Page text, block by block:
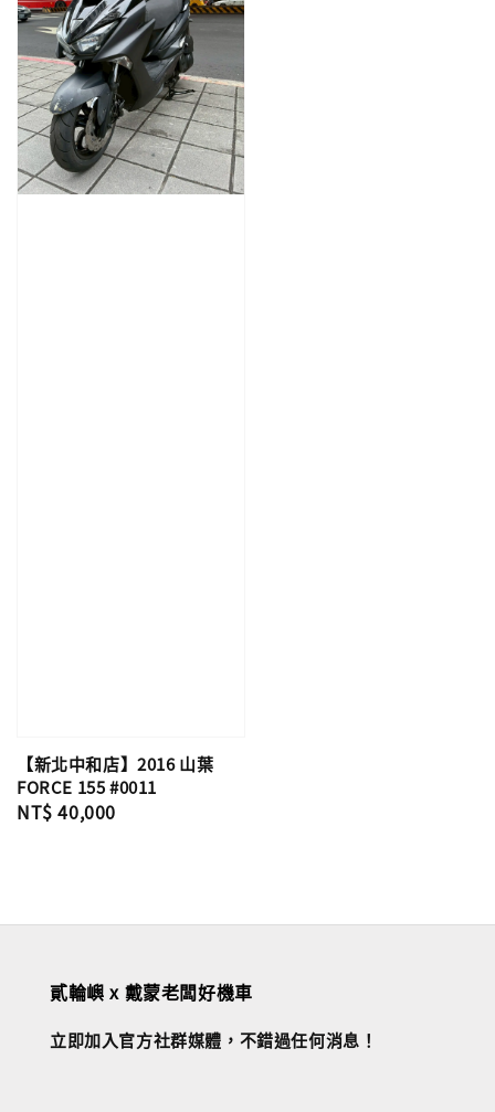
【新北中和店】2016 山葉
FORCE 155 #0011
Regular
NT$ 40,000
貳輪嶼 x 戴蒙老闆好機車
立即加入官方社群媒體，不錯過任何消息！